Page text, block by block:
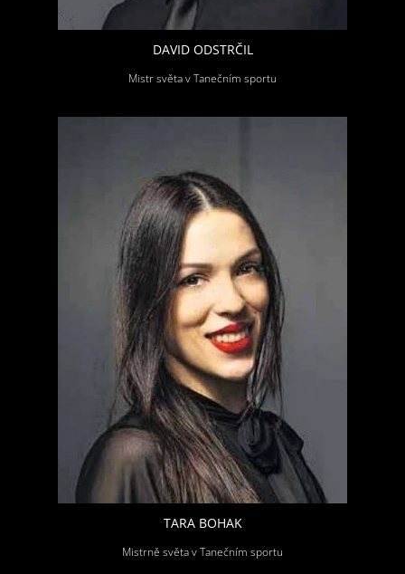
DAVID ODSTRČIL
Mistr světa v Tanečním sportu
TARA BOHAK
Mistrně světa v Tanečním sportu